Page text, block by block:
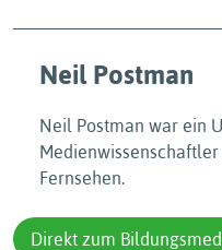
Neil Postman
Neil Postman war ein
Fernsehen.
Direkt zum